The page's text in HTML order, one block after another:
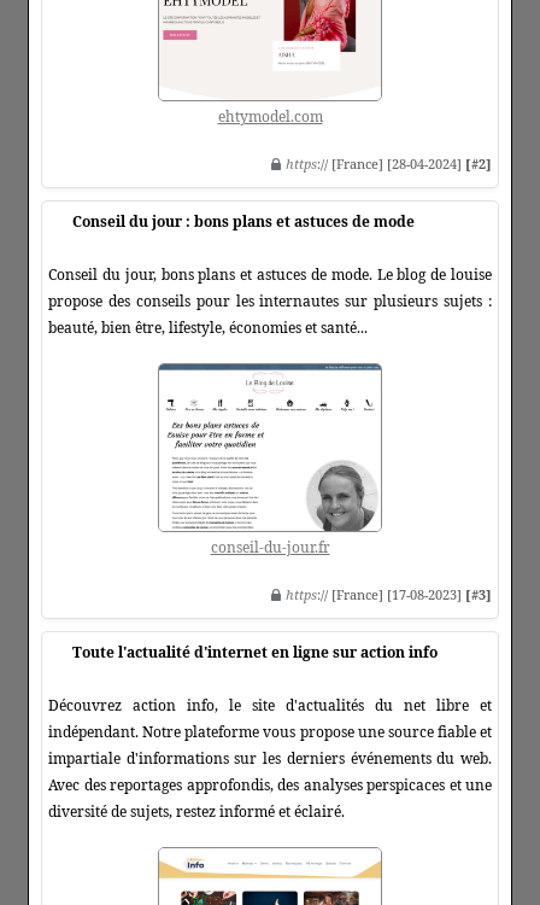
ehtymodel.com
https:// [France] [28-04-2024] [#2]
Conseil du jour : bons plans et astuces de mode
Conseil du jour, bons plans et astuces de mode. Le blog de louise
propose des conseils pour les internautes sur plusieurs sujets :
beauté, bien être, lifestyle, économies et santé...
conseil-du-jour.fr
https:// [France] [17-08-2023] [#3]
Toute l'actualité d'internet en ligne sur action info
Découvrez action info, le site d'actualités du net libre et
indépendant. Notre plateforme vous propose une source fiable et
impartiale d'informations sur les derniers événements du web.
Avec des reportages approfondis, des analyses perspicaces et une
diversité de sujets, restez informé et éclairé.